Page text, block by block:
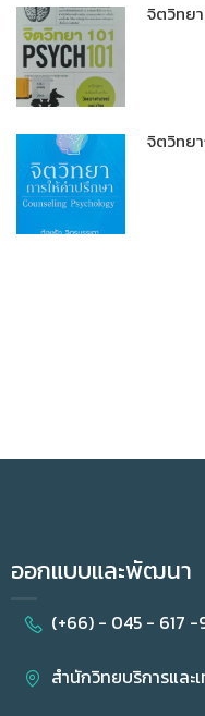
จิตวิทยา
จิตวิทย
ออกแบบและพัฒนา
(+66) - 045 - 617 -
สำนักวิทยบริการและ